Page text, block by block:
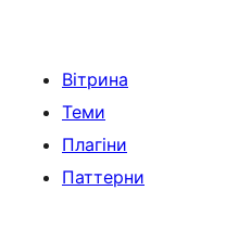
Вітрина
Теми
Плагіни
Паттерни